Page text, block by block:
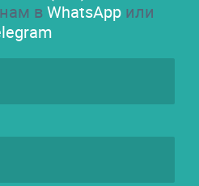
вWhatsAppили